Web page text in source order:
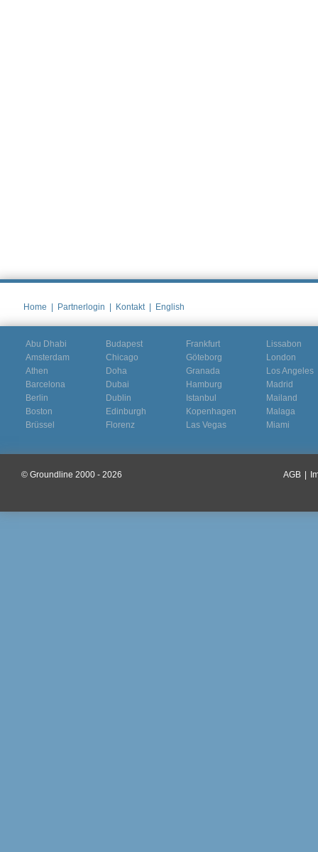
Home Partnerlogin Kontakt English
Abu Dhabi
Amsterdam
Athen
Barcelona
Berlin
Boston
Brüssel
Budapest
Chicago
Doha
Dubai
Dublin
Edinburgh
Florenz
Frankfurt
Göteborg
Granada
Hamburg
Istanbul
Kopenhagen
Las Vegas
Lissabon
London
Los Angeles
Madrid
Mailand
Malaga
Miami
© Groundline 2000 - 2026 AGB